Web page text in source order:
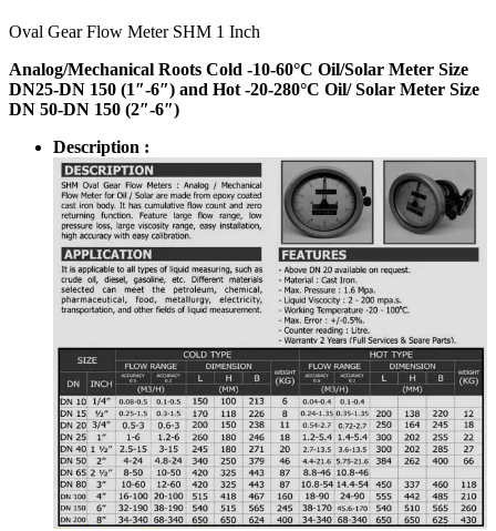
Oval Gear Flow Meter SHM 1 Inch
Analog/Mechanical Roots Cold -10-60°C Oil/Solar Meter Size
DN25-DN 150 (1″-6″) and Hot -20-280°C Oil/ Solar Meter Size
DN 50-DN 150 (2″-6″)
Description :